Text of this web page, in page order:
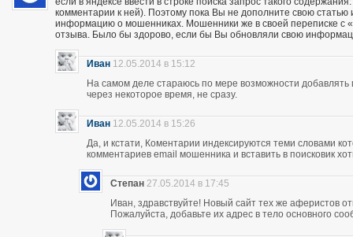
комментарии к ней). Поэтому пока Вы не дополните свою
информацию о мошенниках. Мошенники же в своей переписке с
отзыва. Было бы здорово, если бы Вы обновляли свою
Иван 12.05.2014 в 15:12
На самом деле стараюсь по мере возможности
через некоторое время, не сразу.
Иван 12.05.2014 в 15:26
Да, и кстати, Коментарии индексируются теми словами
комментариев email мошенника и вставить в поисковик
Степан 27.05.2014 в 17:45
Иван, здравствуйте! Новый сайт тех же аферистов
Пожалуйста, добавьте их адрес в тело основного